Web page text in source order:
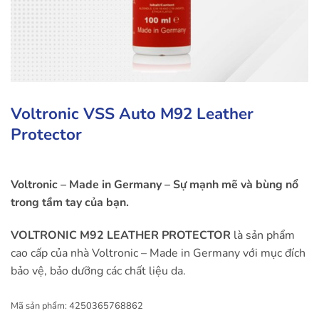
Voltronic VSS Auto M92 Leather
Protector
Voltronic – Made in Germany – Sự mạnh mẽ và bùng nổ
trong tầm tay của bạn.
VOLTRONIC M92 LEATHER PROTECTOR là sản phẩm
cao cấp của nhà Voltronic – Made in Germany với mục đích
bảo vệ, bảo dưỡng các chất liệu da.
Mã sản phẩm: 4250365768862